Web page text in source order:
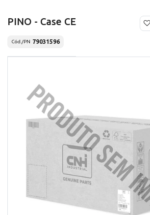
PINO - Case CE
Cód./PN 79031596